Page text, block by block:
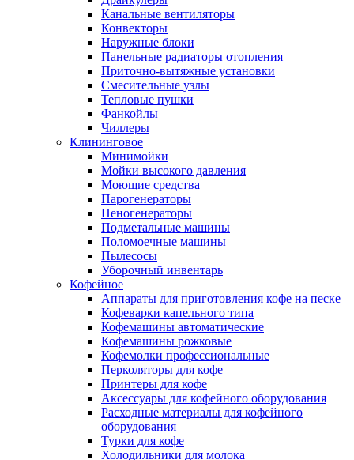
Канальные вентиляторы
Конвекторы
Наружные блоки
Панельные радиаторы отопления
Приточно-вытяжные установки
Смесительные узлы
Тепловые пушки
Фанкойлы
Чиллеры
Клининговое
Минимойки
Мойки высокого давления
Моющие средства
Парогенераторы
Пеногенераторы
Подметальные машины
Поломоечные машины
Пылесосы
Уборочный инвентарь
Кофейное
Аппараты для приготовления кофе на песке
Кофеварки капельного типа
Кофемашины автоматические
Кофемашины рожковые
Кофемолки профессиональные
Перколяторы для кофе
Принтеры для кофе
Аксессуары для кофейного оборудования
Расходные материалы для кофейного
оборудования
Турки для кофе
Холодильники для молока